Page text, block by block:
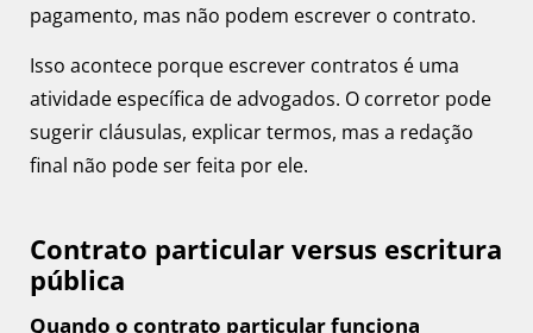
pagamento, mas não podem escrever o contrato.
Isso acontece porque escrever contratos é uma
atividade específica de advogados. O corretor pode
sugerir cláusulas, explicar termos, mas a redação
final não pode ser feita por ele.
Contrato particular versus escritura
pública
Quando o contrato particular funciona